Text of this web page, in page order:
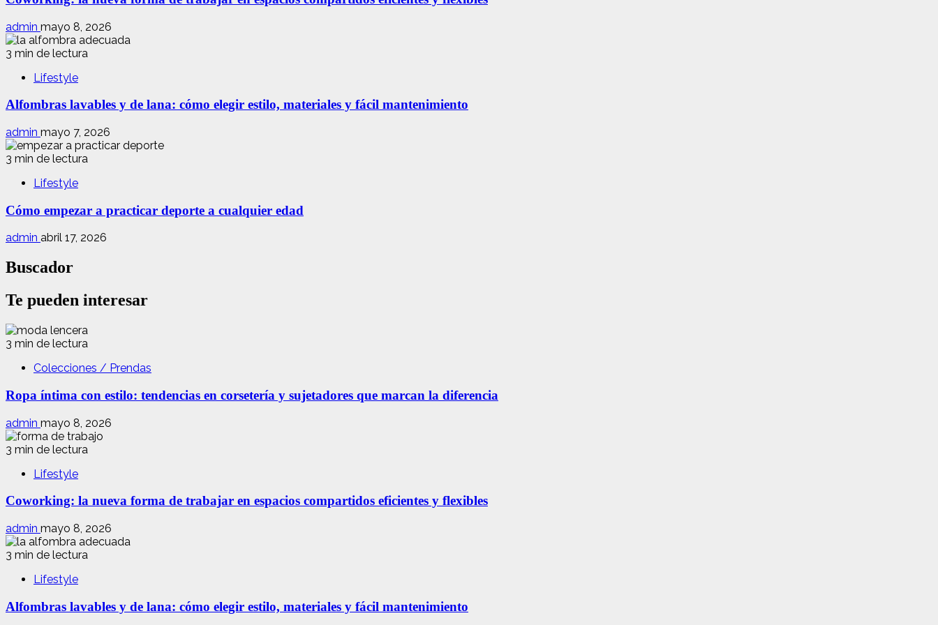
admin mayo 8, 2026
3 min de lectura
Lifestyle
Alfombras lavables y de lana: cómo elegir estilo, materiales y fácil mantenimiento
admin mayo 7, 2026
3 min de lectura
Lifestyle
Cómo empezar a practicar deporte a cualquier edad
admin abril 17, 2026
Buscador
Te pueden interesar
3 min de lectura
Colecciones / Prendas
Ropa íntima con estilo: tendencias en corsetería y sujetadores que marcan la diferencia
admin mayo 8, 2026
3 min de lectura
Lifestyle
Coworking: la nueva forma de trabajar en espacios compartidos eficientes y flexibles
admin mayo 8, 2026
3 min de lectura
Lifestyle
Alfombras lavables y de lana: cómo elegir estilo, materiales y fácil mantenimiento